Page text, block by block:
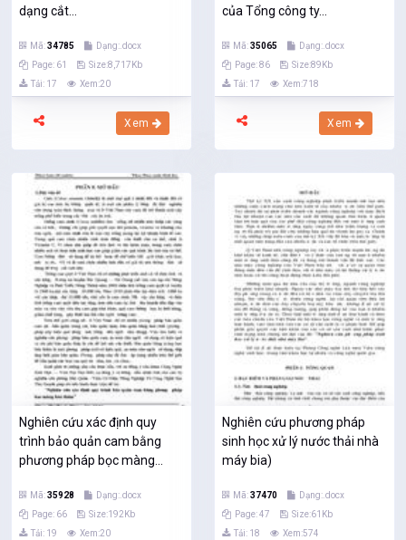
dạng cắt...
Mã:34785
Dạng:.docx
Page: 61
Size:8,717Kb
Tải: 17
Xem:20
Xem
của Tổng công ty...
Mã:35065
Dạng:.docx
Page: 86
Size:89Kb
Tải: 17
Xem:718
Xem
Nghiên cứu xác định quy
trình bảo quản cam bằng
phương pháp bọc màng...
Mã:35928
Dạng:.docx
Page: 66
Size:192Kb
Tải: 19
Xem:20
Nghiên cứu phương pháp
sinh học xử lý nước thải nhà
máy bia)
Mã:37470
Dạng:.docx
Page: 47
Size:61Kb
Tải: 18
Xem:574